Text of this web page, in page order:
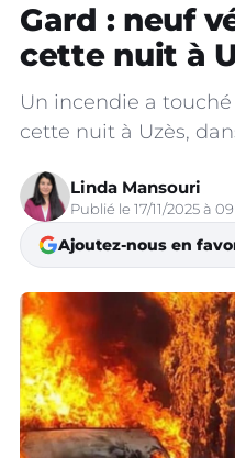
Gard : neuf
cette nuit à
Un incendie a
cette nuit à Uzès,
Linda Mansouri
Publié le 17/11/2025 à
Ajoutez-nous en